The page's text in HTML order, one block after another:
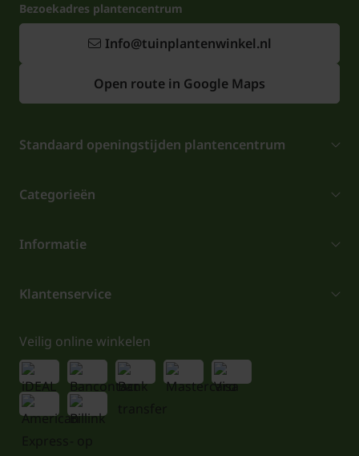
Bezoekadres plantencentrum
Info@tuinplantenwinkel.nl
Open route in Google Maps
Standaard openingstijden plantencentrum
Categorieën
Informatie
Klantenservice
Veilig online winkelen